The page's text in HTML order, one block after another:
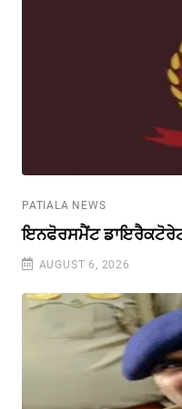
PATIALA NEWS
ਇਨਫੋਰਸਮੈਂਟ ਡਾਇਰੈਕਟੋਰੇਟ
AUGUST 6, 2026